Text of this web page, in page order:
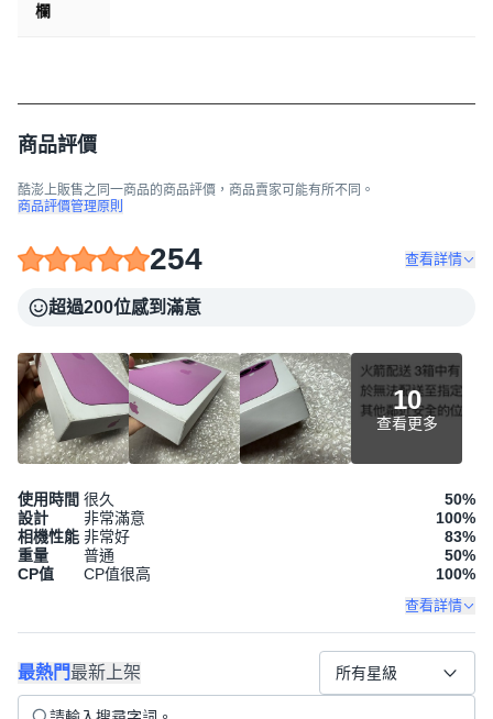
欄
商品評價
酷澎上販售之同一商品的商品評價，商品賣家可能有所不同。
商品評價管理原則
254 查看詳情
超過200位感到滿意
10
查看更多
使用時間 很久 50%
設計
非常滿意 100%
相機性能 非常好 83%
重量
普通 50%
CP值
CP值很高 100%
查看詳情
最熱門最新上架 所有星級